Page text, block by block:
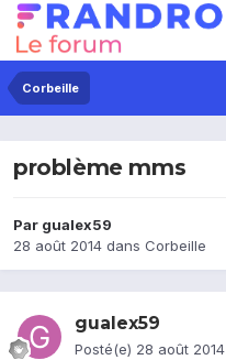
Corbeille
problème mms
Par gualex59
28 août 2014 dans Corbeille
gualex59
Posté(e) 28 août 2014